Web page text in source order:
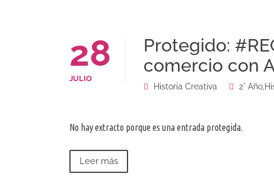
28
JULIO
Protegido:
comercio con
Historia Creativa 2° Año
No hay extracto porque es una entrada protegida.
Leer más